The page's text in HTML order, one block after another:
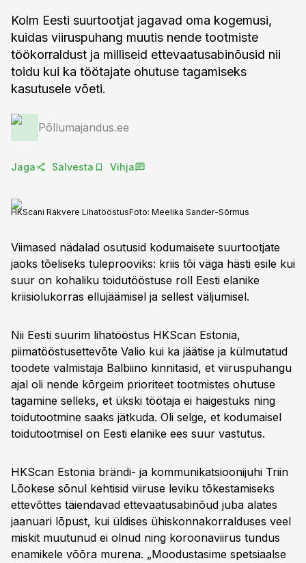
Kolm Eesti suurtootjat jagavad oma kogemusi,
kuidas viiruspuhang muutis nende tootmiste
töökorraldust ja milliseid ettevaatusabinõusid nii
toidu kui ka töötajate ohutuse tagamiseks
kasutusele võeti.
Põllumajandus.ee
Jaga Salvesta Vihja
HKScani Rakvere LihatööstusFoto: Meelika Sander-Sõrmus
Viimased nädalad osutusid kodumaisete suurtootjate
jaoks tõeliseks tuleprooviks: kriis tõi väga hästi esile kui
suur on kohaliku toidutööstuse roll Eesti elanike
kriisiolukorras ellujäämisel ja sellest väljumisel.
Nii Eesti suurim lihatööstus HKScan Estonia,
piimatööstusettevõte Valio kui ka jäätise ja külmutatud
toodete valmistaja Balbiino kinnitasid, et viiruspuhangu
ajal oli nende kõrgeim prioriteet tootmistes ohutuse
tagamine selleks, et ükski töötaja ei haigestuks ning
toidutootmine saaks jätkuda. Oli selge, et kodumaisel
toidutootmisel on Eesti elanike ees suur vastutus.
HKScan Estonia brändi- ja kommunikatsioonijuhi Triin
Lõokese sõnul kehtisid viiruse leviku tõkestamiseks
ettevõttes täiendavad ettevaatusabinõud juba alates
jaanuari lõpust, kui üldises ühiskonnakorralduses veel
miskit muutunud ei olnud ning koroonaviirus tundus
enamikele võõra murena. „Moodustasime spetsiaalse